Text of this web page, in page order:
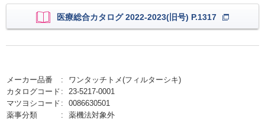
医療総合カタログ 2022-2023(旧号) P.1317
メーカー品番
ワンタッチトメ(フィルターシキ)
カタログコード
23-5217-0001
マツヨシコード
0086630501
薬事分類
薬機法対象外